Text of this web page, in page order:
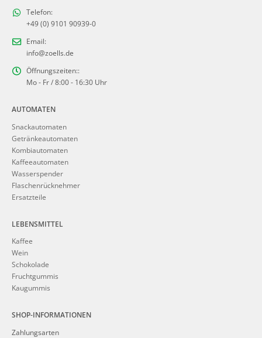
Telefon:
+49 (0) 9101 90939-0
Email:
info@zoells.de
Öffnungszeiten::
Mo - Fr / 8:00 - 16:30 Uhr
AUTOMATEN
Snackautomaten
Getränkeautomaten
Kombiautomaten
Kaffeeautomaten
Wasserspender
Flaschenrücknehmer
Ersatzteile
LEBENSMITTEL
Kaffee
Wein
Schokolade
Fruchtgummis
Kaugummis
SHOP-INFORMATIONEN
Zahlungsarten